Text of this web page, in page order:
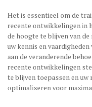
Het is essentieel om de
recente ontwikkelingen in
de hoogte te blijven van
uw kennis en
aan de veranderende
recente ontwikkelingen
te blijven toepassen en
optimaliseren voor